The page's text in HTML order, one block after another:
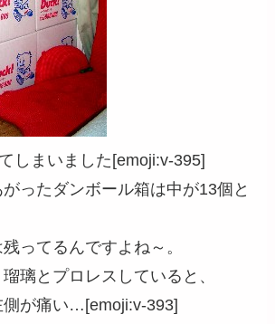
しまいました[emoji:v-395]
ったダンボール箱は中が13個と
ってるんですよね～。
璃とプロレスしていると、
側が痛い…[emoji:v-393]